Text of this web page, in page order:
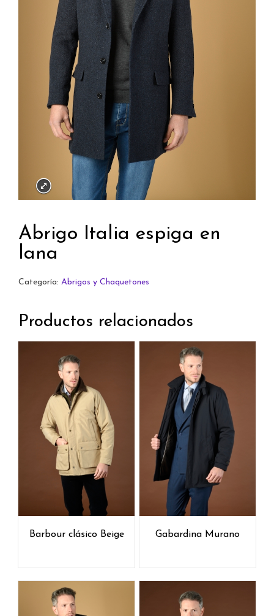
Abrigo Italia espiga en
lana
Categoría: Abrigos y Chaquetones
Productos relacionados
Barbour clásico Beige Gabardina Murano